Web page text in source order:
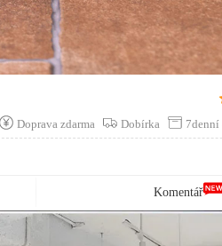
Doprava zdarma Dobírka
Komentář